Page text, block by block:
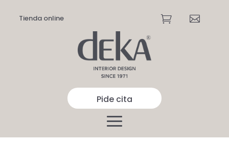
Tienda online  
Pide cita